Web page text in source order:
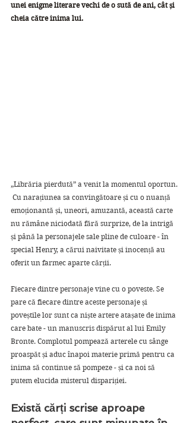
unei enigme literare vechi de o sută de ani, cât și
cheia către inima lui.
„Librăria pierdută” a venit la momentul oportun.
Cu narațiunea sa convingătoare și cu o nuanță
emoționantă și, uneori, amuzantă, această carte
nu rămâne niciodată fără surprize, de la intrigă
și până la personajele sale pline de culoare - în
special Henry, a cărui naivitate și inocență au
oferit un farmec aparte cărții.
Fiecare dintre personaje vine cu o poveste. Se
pare că fiecare dintre aceste personaje și
poveștile lor sunt ca niște artere atașate de inima
care bate - un manuscris dispărut al lui Emily
Bronte. Complotul pompează arterele cu sânge
proaspăt și aduc înapoi materie primă pentru ca
inima să continue să pompeze - și ca noi să
putem elucida misterul dispariției.
Există cărți scrise aproape